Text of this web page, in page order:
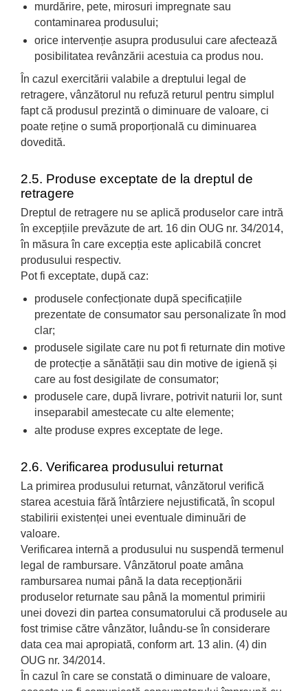
murdărire, pete, mirosuri impregnate sau
contaminarea produsului;
orice intervenție asupra produsului care afectează
posibilitatea revânzării acestuia ca produs nou.
În cazul exercitării valabile a dreptului legal de
retragere, vânzătorul nu refuză returul pentru simplul
fapt că produsul prezintă o diminuare de valoare, ci
poate reține o sumă proporțională cu diminuarea
dovedită.
2.5. Produse exceptate de la dreptul de
retragere
Dreptul de retragere nu se aplică produselor care intră
în excepțiile prevăzute de art. 16 din OUG nr. 34/2014,
în măsura în care excepția este aplicabilă concret
produsului respectiv.
Pot fi exceptate, după caz:
produsele confecționate după specificațiile
prezentate de consumator sau personalizate în mod
clar;
produsele sigilate care nu pot fi returnate din motive
de protecție a sănătății sau din motive de igienă și
care au fost desigilate de consumator;
produsele care, după livrare, potrivit naturii lor, sunt
inseparabil amestecate cu alte elemente;
alte produse expres exceptate de lege.
2.6. Verificarea produsului returnat
La primirea produsului returnat, vânzătorul verifică
starea acestuia fără întârziere nejustificată, în scopul
stabilirii existenței unei eventuale diminuări de
valoare.
Verificarea internă a produsului nu suspendă termenul
legal de rambursare. Vânzătorul poate amâna
rambursarea numai până la data recepționării
produselor returnate sau până la momentul primirii
unei dovezi din partea consumatorului că produsele au
fost trimise către vânzător, luându-se în considerare
data cea mai apropiată, conform art. 13 alin. (4) din
OUG nr. 34/2014.
În cazul în care se constată o diminuare de valoare,